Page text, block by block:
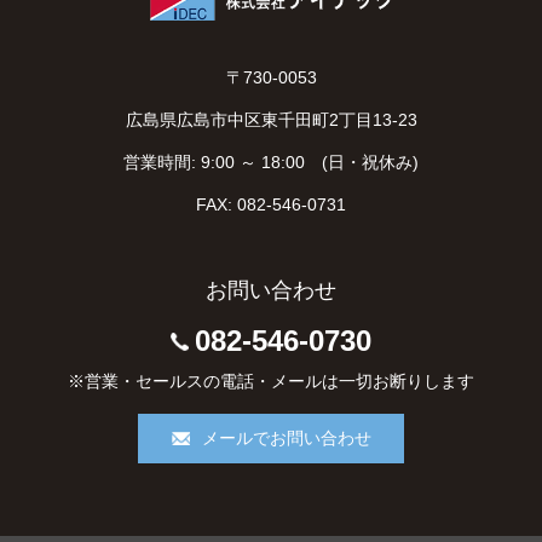
〒730-0053
広島県広島市中区東千田町2丁目13-23
営業時間: 9:00 ～ 18:00 (日・祝休み)
FAX: 082-546-0731
お問い合わせ
082-546-0730
※営業・セールスの電話・メールは一切お断りします
メールでお問い合わせ